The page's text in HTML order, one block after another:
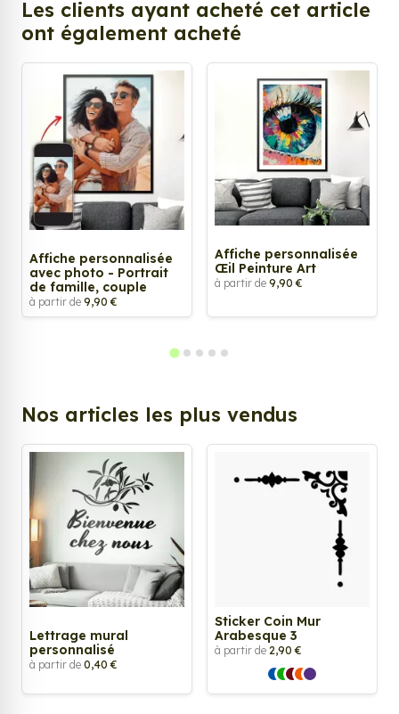
Les clients ayant acheté cet article
ont également acheté
Affiche personnalisée
avec photo - Portrait
de famille, couple
à partir de 9,90 €
Affiche personnalisée
Œil Peinture Art
à partir de 9,90 €
Nos articles les plus vendus
Lettrage mural
personnalisé
à partir de 0,40 €
Sticker Coin Mur
Arabesque 3
à partir de 2,90 €